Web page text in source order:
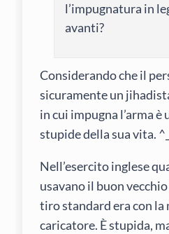
l’impugnatura in
avanti?
Considerando che il
sicuramente un
in cui impugna l’arma è
stupide della sua vita.
Nell’esercito inglese
usavano il buon
tiro standard era con la
caricatore. È stupida,